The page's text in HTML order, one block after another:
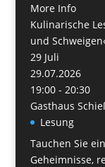
More Info
Kulinarische
und
29 Juli
29.07.2026
19:00 - 20:30
Gasthaus
Lesung
Tauchen Sie
Geheimnisse,